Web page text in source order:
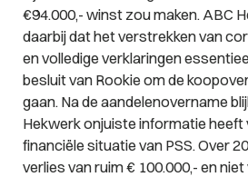
€94.000,- winst zou maken. ABC
daarbij dat het verstrekken van
en volledige verklaringen
besluit van Rookie om de
gaan. Na de aandelenovername
Hekwerk onjuiste informatie
financiële situatie van PSS. Over
verlies van ruim € 100.000,- en